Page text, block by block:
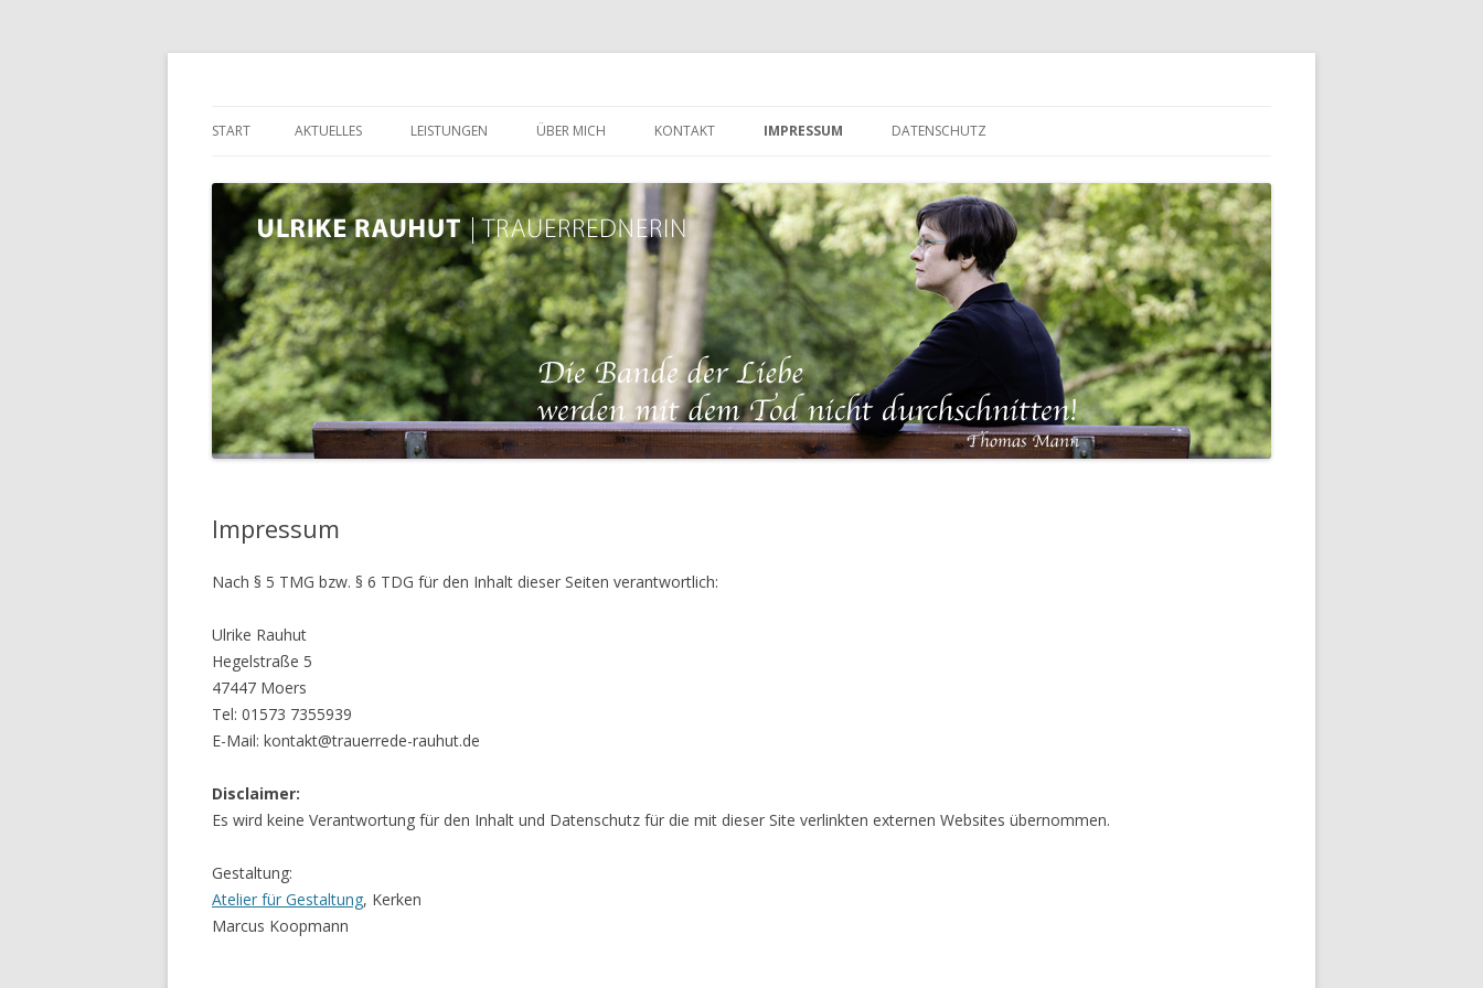
Inhalt
START AKTUELLES LEISTUNGEN ÜBER MICH KONTAKT IMPRESSUM DATENSCHUTZ
Impressum
Nach § 5 TMG bzw. § 6 TDG für den Inhalt dieser Seiten verantwortlich:
Ulrike Rauhut
Hegelstraße 5
47447 Moers
Tel: 01573 7355939
E-Mail: kontakt@trauerrede-rauhut.de
Disclaimer:
Es wird keine Verantwortung für den Inhalt und Datenschutz für die mit dieser Site verlinkten externen Websites übernommen.
Gestaltung:
Atelier für Gestaltung, Kerken
Marcus Koopmann